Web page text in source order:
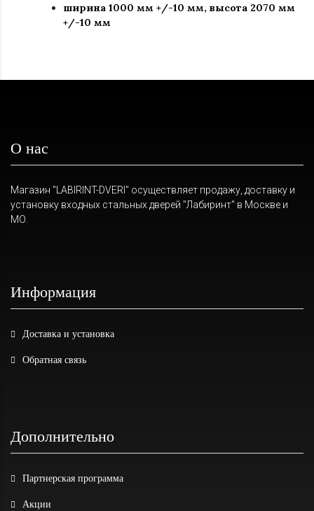
ширина 1000 мм +/-10 мм, высота 2070 мм
+/-10 мм
О нас
Магазин "LABIRINT-DVERI" осуществляет продажу, доставку и
установку входных стальных дверей "Лабиринт" в Москве и
МО.
Информация
Доставка и установка
Обратная связь
Дополнительно
Партнерская программа
Акции